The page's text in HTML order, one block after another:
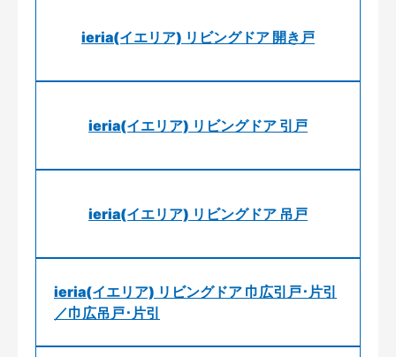
ieria(イエリア) リビングドア 開き戸
ieria(イエリア) リビングドア 引戸
ieria(イエリア) リビングドア 吊戸
ieria(イエリア) リビングドア 巾広引戸･片引
／巾広吊戸･片引